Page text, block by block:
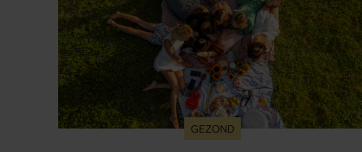
verstrekt of die ze hebben
onze website blijft gebruiken.
GEZOND